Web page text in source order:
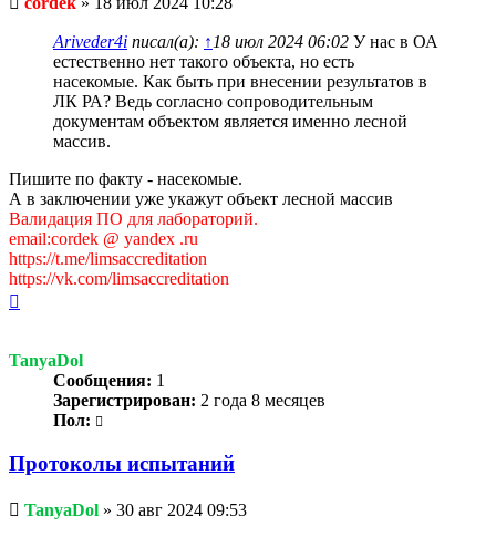
Ariveder4i писал(а): ↑ 18 июл 2024 06:02 У нас в ОА
естественно нет такого объекта, но есть
насекомые. Как быть при внесении результатов в
ЛК РА? Ведь согласно сопроводительным
документам объектом является именно лесной
массив.
Пишите по факту - насекомые.
А в заключении уже укажут объект лесной массив
Валидация ПО для лабораторий.
email:cordek @ yandex .ru
https://t.me/limsaccreditation
https://vk.com/limsaccreditation
TanyaDol
Сообщения: 1
Зарегистрирован: 2 года 8 месяцев
Пол:
Протоколы испытаний
Непрочитанное
сообщение
TanyaDol » 30 авг 2024 09:53